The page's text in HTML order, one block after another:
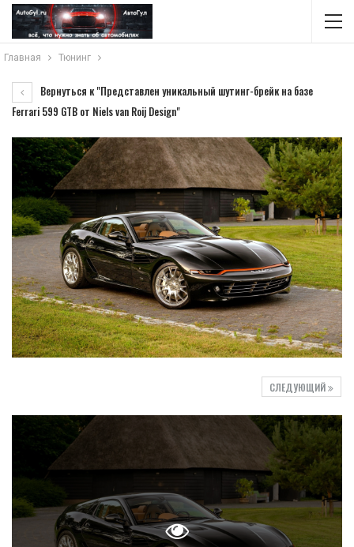
Главная Тюнинг
Вернуться к "Представлен уникальный шутинг-брейк на базе
Ferrari 599 GTB от Niels van Roij Design"
СЛЕДУЮЩИЙ